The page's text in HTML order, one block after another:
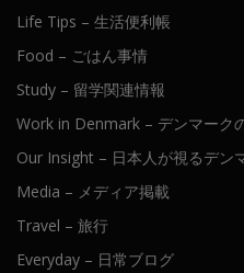
Life Tips – 生活便利帳
Food – ごはん事情
Study – 留学関連情報
Work in Denmark – デンマーク
Our Insight – 日本人が視るデン
Media – メディア掲載
Travel – 旅行
Everyday – 日常ブログ